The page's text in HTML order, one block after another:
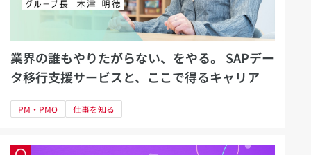
業界の誰もやりたがらない、をやる。 SAPデー
タ移行支援サービスと、ここで得るキャリア
PM・PMO 仕事を知る